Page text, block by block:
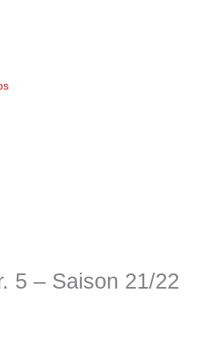
5 – Saison 21/22